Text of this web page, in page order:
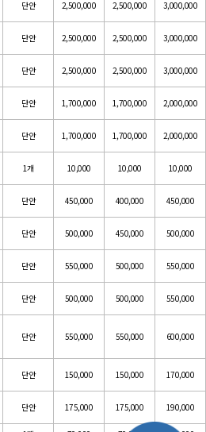
단안 2,500,000 2,500,000 3,000,000
단안 2,500,000 2,500,000 3,000,000
단안 2,500,000 2,500,000 3,000,000
단안 1,700,000 1,700,000 2,000,000
단안 1,700,000 1,700,000 2,000,000
1개 10,000 10,000 10,000
단안 450,000 400,000 450,000
단안 500,000 450,000 500,000
단안 550,000 500,000 550,000
단안 500,000 500,000 550,000
단안 550,000 550,000 600,000
단안 150,000 150,000 170,000
단안 175,000 175,000 190,000